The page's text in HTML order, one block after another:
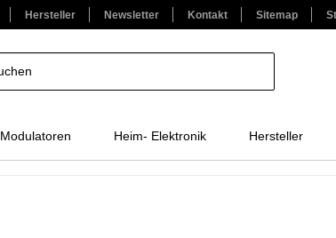
Hersteller Newsletter Kontakt Sitemap
Modulatoren Heim- Elektronik Hersteller